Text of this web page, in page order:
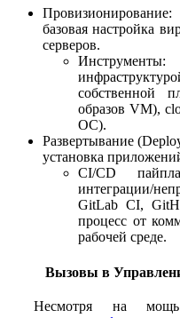
Провизионирование:
базовая настройка
серверов.
собственной
образов VM),
ОС).
Развертывание
установка
CI/CD
интеграции/
GitLab CI,
процесс от
рабочей среде.
Вызовы в
Несмотря на мощь